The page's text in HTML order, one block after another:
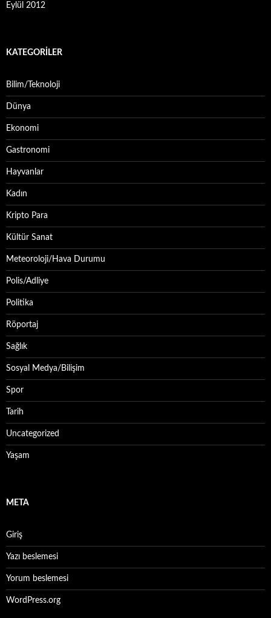
Eylül 2012
KATEGORILER
Bilim/Teknoloji
Dünya
Ekonomi
Gastronomi
Hayvanlar
Kadın
Kripto Para
Kültür Sanat
Meteoroloji/Hava Durumu
Polis/Adliye
Politika
Röportaj
Sağlık
Sosyal Medya/Bilişim
Spor
Tarih
Uncategorized
Yaşam
META
Giriş
Yazı beslemesi
Yorum beslemesi
WordPress.org